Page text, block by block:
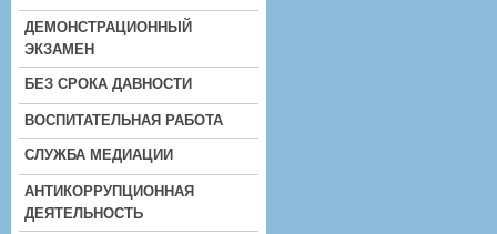
ДЕМОНСТРАЦИОННЫЙ
ЭКЗАМЕН
БЕЗ СРОКА ДАВНОСТИ
ВОСПИТАТЕЛЬНАЯ РАБОТА
СЛУЖБА МЕДИАЦИИ
АНТИКОРРУПЦИОННАЯ
ДЕЯТЕЛЬНОСТЬ